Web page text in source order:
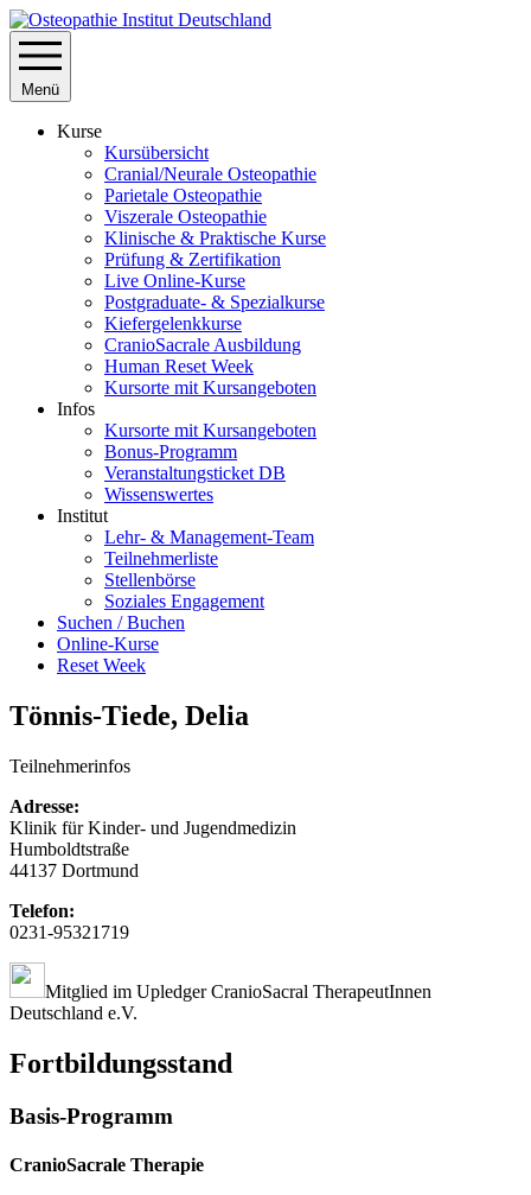
Menü
Kurse
Kursübersicht
Cranial/Neurale Osteopathie
Parietale Osteopathie
Viszerale Osteopathie
Klinische & Praktische Kurse
Prüfung & Zertifikation
Live Online-Kurse
Postgraduate- & Spezialkurse
Kiefergelenkkurse
CranioSacrale Ausbildung
Human Reset Week
Kursorte mit Kursangeboten
Infos
Kursorte mit Kursangeboten
Bonus-Programm
Veranstaltungsticket DB
Wissenswertes
Institut
Lehr- & Management-Team
Teilnehmerliste
Stellenbörse
Soziales Engagement
Suchen / Buchen
Online-Kurse
Reset Week
Tönnis-Tiede, Delia
Teilnehmerinfos
Adresse:
Klinik für Kinder- und Jugendmedizin
Humboldtstraße
44137 Dortmund
Telefon:
0231-95321719
Mitglied im Upledger CranioSacral TherapeutInnen
Deutschland e.V.
Fortbildungsstand
Basis-Programm
CranioSacrale Therapie